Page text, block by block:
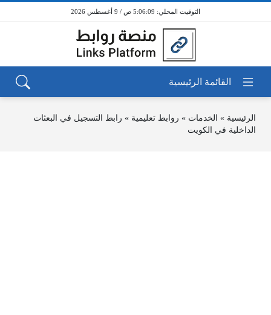
5:06:09 ص / 9 أغسطس 2026
الرئيسية » الخدمات » روابط تعليمية » رابط التسجيل في البعثات
الداخلية في الكويت